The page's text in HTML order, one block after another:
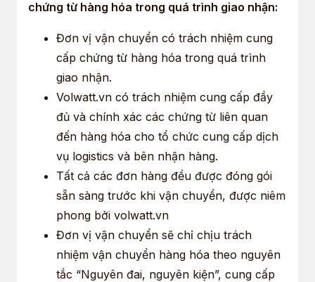
chứng từ hàng hóa trong quá trình giao nhận:
Đơn vị vận chuyển có trách nhiệm cung
cấp chứng từ hàng hóa trong quá trình
giao nhận.
Volwatt.vn có trách nhiệm cung cấp đầy
đủ và chính xác các chứng từ liên quan
đến hàng hóa cho tổ chức cung cấp dịch
vụ logistics và bên nhận hàng.
Tất cả các đơn hàng đều được đóng gói
sẵn sàng trước khi vận chuyển, được niêm
phong bởi volwatt.vn
Đơn vị vận chuyển sẽ chỉ chịu trách
nhiệm vận chuyển hàng hóa theo nguyên
tắc “Nguyên đai, nguyên kiện”, cung cấp